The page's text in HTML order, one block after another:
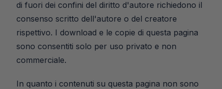
di fuori dei confini del diritto d'autore richiedono il
consenso scritto dell'autore o del creatore
rispettivo. I download e le copie di questa pagina
sono consentiti solo per uso privato e non
commerciale.
In quanto i contenuti su questa pagina non sono